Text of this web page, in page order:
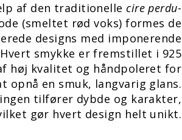
af den traditionellecire perdu-
(smeltet rød voks) formes de
designs med imponerende
smykke er fremstillet i 925
høj kvalitet og håndpoleret for
opnå en smuk, langvarig glans.
tilfører dybde og karakter,
gør hvert design helt unikt.